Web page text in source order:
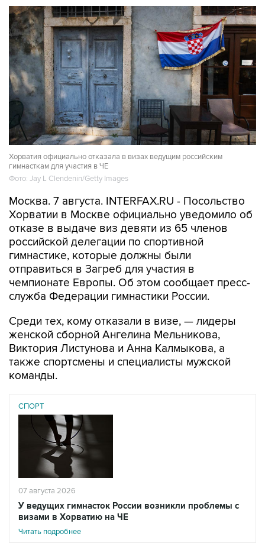
Хорватия официально отказала в визах ведущим российским
гимнасткам для участия в ЧЕ
Фото: Jay L Clendenin/Getty Images
Москва. 7 августа. INTERFAX.RU - Посольство
Хорватии в Москве официально уведомило об
отказе в выдаче виз девяти из 65 членов
российской делегации по спортивной
гимнастике, которые должны были
отправиться в Загреб для участия в
чемпионате Европы. Об этом сообщает пресс-
служба Федерации гимнастики России.
Среди тех, кому отказали в визе, — лидеры
женской сборной Ангелина Мельникова,
Виктория Листунова и Анна Калмыкова, а
также спортсмены и специалисты мужской
команды.
СПОРТ
07 августа 2026
У ведущих гимнасток России возникли проблемы с
визами в Хорватию на ЧЕ
Читать подробнее